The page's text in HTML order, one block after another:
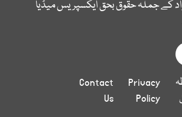
کے جملہ حقوق بحق ایکسپریس میڈیا
Privacy
Policy
Contact
Us